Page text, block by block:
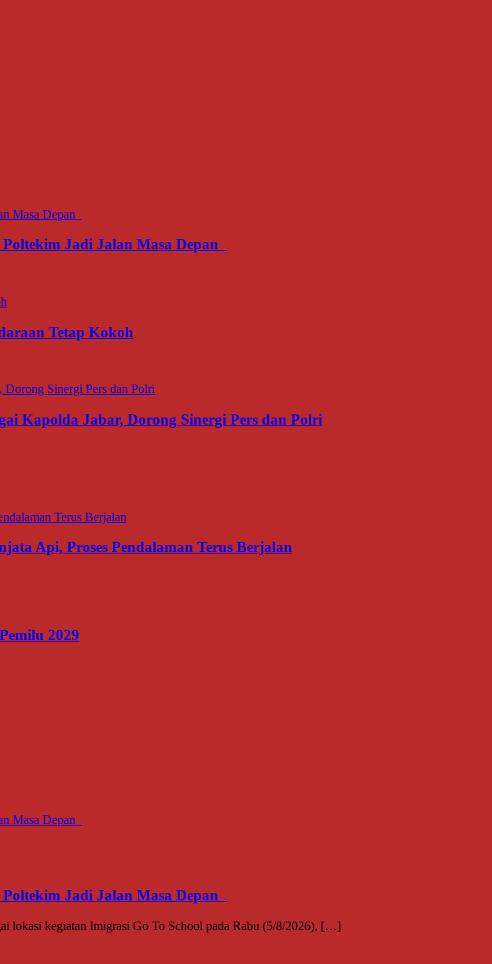
Jadi Jalan Masa Depan
Tetap Kokoh
Kapolda Jabar, Dorong Sinergi Pers dan Polri
Api, Proses Pendalaman Terus Berjalan
2029
Jadi Jalan Masa Depan
kegiatan Imigrasi Go To School pada Rabu (5/8/2026), […]